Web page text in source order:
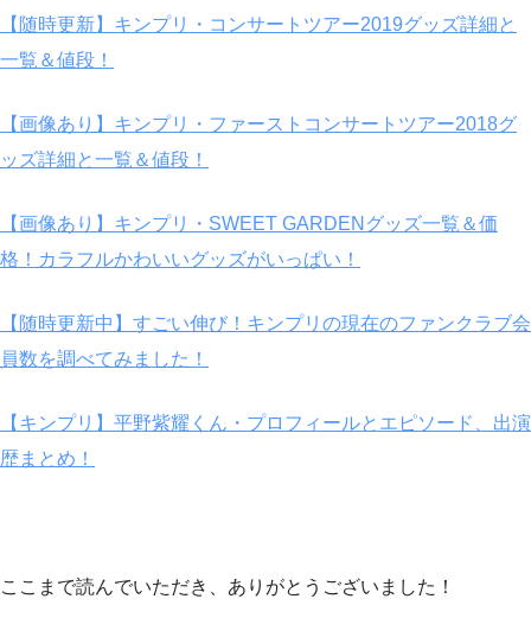
【随時更新】キンプリ・コンサートツアー2019グッズ詳細と
一覧＆値段！
【画像あり】キンプリ・ファーストコンサートツアー2018グ
ッズ詳細と一覧＆値段！
【画像あり】キンプリ・SWEET GARDENグッズ一覧＆価
格！カラフルかわいいグッズがいっぱい！
【随時更新中】すごい伸び！キンプリの現在のファンクラブ会
員数を調べてみました！
【キンプリ】平野紫耀くん・プロフィールとエピソード、出演
歴まとめ！
ここまで読んでいただき、ありがとうございました！